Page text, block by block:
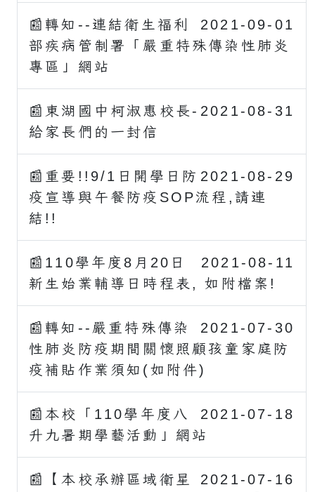
2021-09-01
📰轉知--連結衛生福利
部疾病管制署「嚴重特殊傳染性肺炎
專區」網站
2021-08-31
📰東湖國中柯淑惠校長-
給家長們的一封信
2021-08-29
📰重要!!9/1日開學日防
疫宣導與午餐防疫SOP流程,請連
結!!
2021-08-11
📰110學年度8月20日
新生始業輔導日時程表, 如附檔案!
2021-07-30
📰轉知--嚴重特殊傳染
性肺炎防疫期間關懷照顧孩童家庭防
疫補貼作業須知(如附件)
2021-07-18
📰本校「110學年度八
升九暑期學藝活動」網站
2021-07-16
📰【本校承辦區域衛星